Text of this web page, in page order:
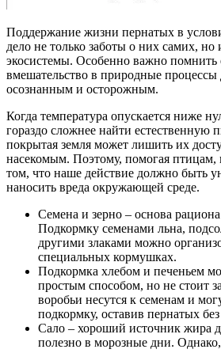
Поддержание жизни пернатых в
дело не только заботы о них самих, но
экосистемы. Особенно важно помнить
вмешательство в природные
осознанным и осторожным.
Когда температура опускается ниже
гораздо сложнее найти естественную
покрытая земля может лишить их
насекомым. Поэтому, помогая
том, что наше действие должно быть
наносить вреда окружающей среде.
Семена и зерно – основа
Подкормку семенами льна,
другими злаками можно
специальных кормушках.
Подкормка хлебом и печеньем
простым способом, но не стоит
воробьи несутся к семенам и
подкормку, оставив пернатых
Сало – хороший источник жира
полезно в морозные дни.